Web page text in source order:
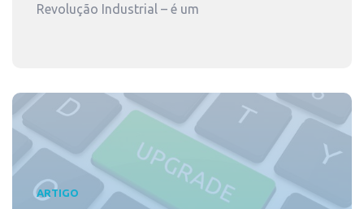
Revolução Industrial – é um
ARTIGO